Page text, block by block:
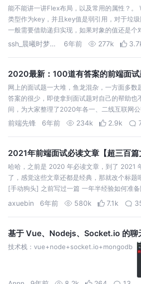
能不能讲一讲Flex布局，以及常用的属性？。
类型作为key，并且key值是弱引用，对于垃圾
一般需要借助递归实现，如果对象的值还是个
贝，完全替换掉每一个复杂类型的引用。
ssh_晨曦时梦见兮 6年前 277k
2020最新：100道有答案的前端面试
网上的面试题一大堆，鱼龙混杂，一方面多数
答案的很少，即使拿到面试题对自己的帮助也
间，为大家整理了2020年各一、二线互联网
括JavaScript、算法、网络&安全、Vue、
前端先锋 6年前 234k 2.9k
2021年前端面试必读文章【超三百篇
哈哈，之前是 2020 年必读文章，到了 2021
了，感觉这些文章还都是经典，那就改个标题
[手动狗头] 之前写过一篇 一年半经验如何准备
巴巴前端面试，给大家分享了一个面试复习导
axuebin 6年前 580k 7.1k
基于 Vue、Nodejs、Socket.io 的聊
技术栈：vue+node+socket.io+mongodb